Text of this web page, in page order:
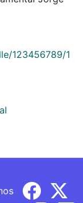
123456789/1